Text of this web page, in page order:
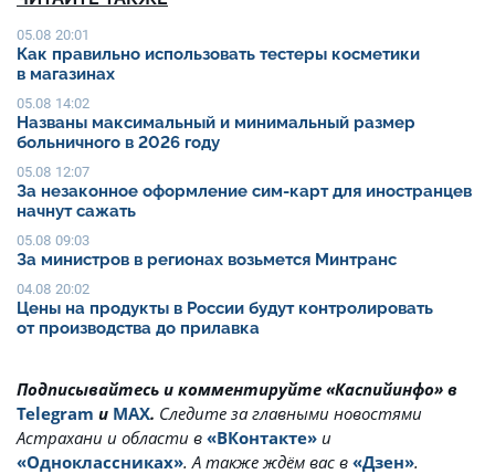
05.08 20:01
Как правильно использовать тестеры косметики
в магазинах
05.08 14:02
Названы максимальный и минимальный размер
больничного в 2026 году
05.08 12:07
За незаконное оформление сим-карт для иностранцев
начнут сажать
05.08 09:03
За министров в регионах возьмется Минтранс
04.08 20:02
Цены на продукты в России будут контролировать
от производства до прилавка
Подписывайтесь и комментируйте «Каспийинфо» в
Telegram и MAX. Cледите за главными новостями
Астрахани и области в «ВКонтакте» и
«Одноклассниках». А также ждём вас в «Дзен».